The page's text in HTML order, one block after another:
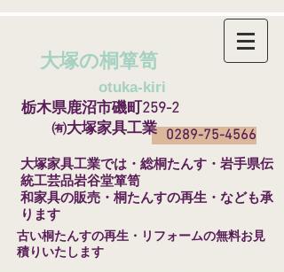
大塚の桐箪笥
otuka-kiri
0289-75-4566
栃木県鹿沼市磯町259-2
㈲大塚家具工業
​大塚家具工業では・総桐たんす・岩手県伝
統工芸品岩谷堂箪笥
和家具の販売・桐たんすの再生・なども承
ります
​古い桐たんすの再生・リフォームの無料お見
積りいたします